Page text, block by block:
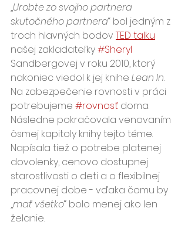
„Urobte zo svojho partnera
skutočného partnera“ bol jedným z
troch hlavných bodov TED talku
našej zakladateľky #Sheryl
Sandbergovej v roku 2010, ktorý
nakoniec viedol k jej knihe Lean In.
Na zabezpečenie rovnosti v práci
potrebujeme #rovnosť doma.
Následne pokračovala venovaním
ôsmej kapitoly knihy tejto téme.
Napísala tiež o potrebe platenej
dovolenky, cenovo dostupnej
starostlivosti o deti a o flexibilnej
pracovnej dobe - vďaka čomu by
„mať všetko“ bolo menej ako len
želanie.